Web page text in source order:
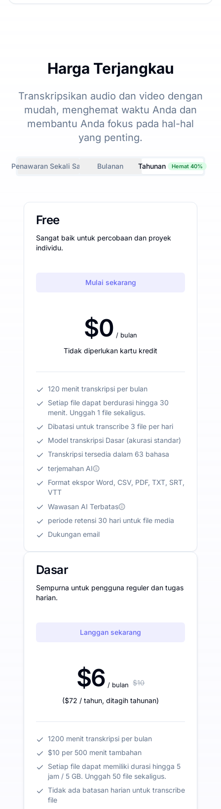
Harga Terjangkau
Transkripsikan audio dan video dengan
mudah, menghemat waktu Anda dan
membantu Anda fokus pada hal-hal
yang penting.
Penawaran Sekali Saja Bulanan Tahunan Hemat 40%
Free
Sangat baik untuk percobaan dan proyek
individu.
Mulai sekarang
$0 / bulan
Tidak diperlukan kartu kredit
120 menit transkripsi per bulan
Setiap file dapat berdurasi hingga 30
menit. Unggah 1 file sekaligus.
Dibatasi untuk transcribe 3 file per hari
Model transkripsi Dasar (akurasi standar)
Transkripsi tersedia dalam 63 bahasa
terjemahan AI
Format ekspor Word, CSV, PDF, TXT, SRT,
VTT
Wawasan AI Terbatas
periode retensi 30 hari untuk file media
Dukungan email
Dasar
Sempurna untuk pengguna reguler dan tugas
harian.
Langgan sekarang
$6 / bulan $10
($72 / tahun, ditagih tahunan)
1200 menit transkripsi per bulan
$10 per 500 menit tambahan
Setiap file dapat memiliki durasi hingga 5
jam / 5 GB. Unggah 50 file sekaligus.
Tidak ada batasan harian untuk transcribe
file